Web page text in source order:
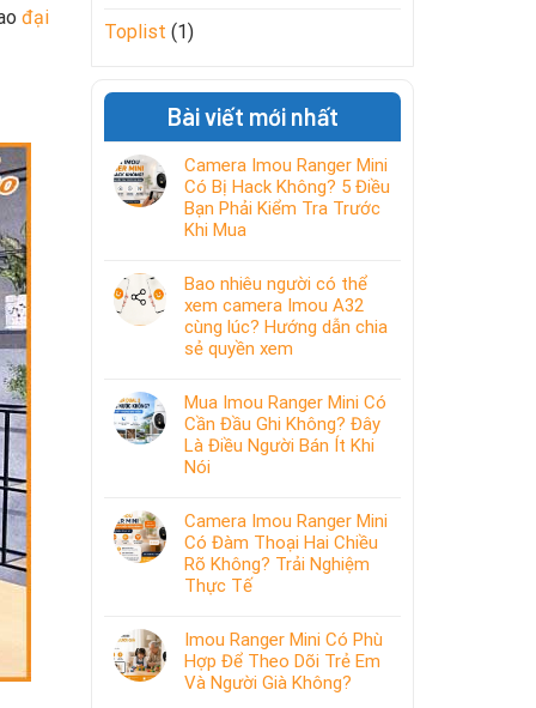
đại
Toplist (1)
Bài viết mới nhất
Camera Imou Ranger Mini
Có Bị Hack Không? 5 Điều
Bạn Phải Kiểm Tra Trước
Khi Mua
Bao nhiêu người có thể
xem camera Imou A32
cùng lúc? Hướng dẫn chia
sẻ quyền xem
Mua Imou Ranger Mini Có
Cần Đầu Ghi Không? Đây
Là Điều Người Bán Ít Khi
Nói
Camera Imou Ranger Mini
Có Đàm Thoại Hai Chiều
Rõ Không? Trải Nghiệm
Thực Tế
Imou Ranger Mini Có Phù
Hợp Để Theo Dõi Trẻ Em
Và Người Già Không?